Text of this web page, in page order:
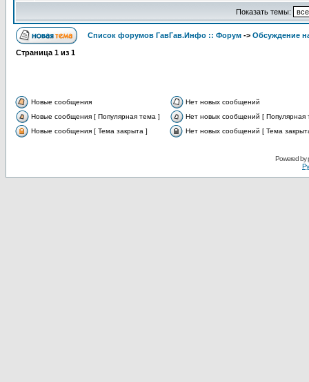
Показать темы:
Список форумов ГавГав.Инфо :: Форум -> Обсуждение
Страница 1 из 1
Новые сообщения
Нет новых сообщений
Новые сообщения [ Популярная тема ]
Нет новых сообщений [ Популярная
Новые сообщения [ Тема закрыта ]
Нет новых сообщений [ Тема
Powered by